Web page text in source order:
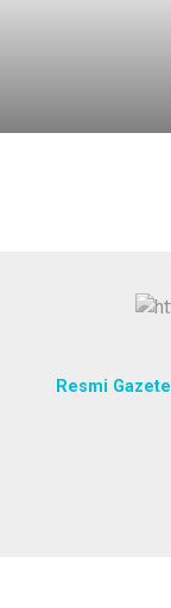
Resmi Gazete